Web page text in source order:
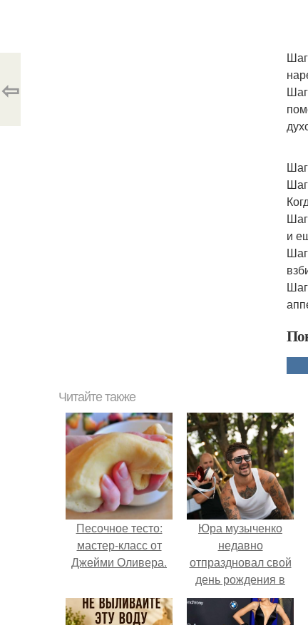
и
⇦
Читайте также
Песочное тесто:
мастер-класс от
Джейми Оливера.
Юра музыченко
недавно
отпраздновал свой
день рождения в
кругу самых
близких и родных